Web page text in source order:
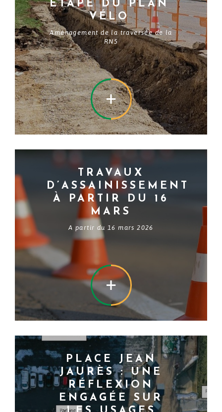
ÉTAPE DU PLAN
VÉLO
Aménagement de la traversée de la
RN5
EN SAVOIR +
TRAVAUX
D’ASSAINISSEMENT
À PARTIR DU 16
MARS
A partir du 16 mars 2026
EN SAVOIR +
PLACE JEAN
JAURÈS : UNE
RÉFLEXION
ENGAGÉE SUR